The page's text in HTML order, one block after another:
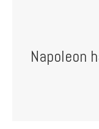
Napoleon